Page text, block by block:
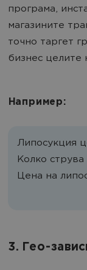
програма,
магазините
точно таргет
бизнес целите
Например:
Липосукция
Колко
Цена на
3. Гео-